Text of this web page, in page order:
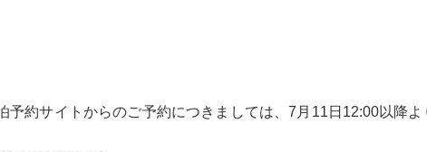
約サイトからのご予約につきましては、7月11日12:00以降